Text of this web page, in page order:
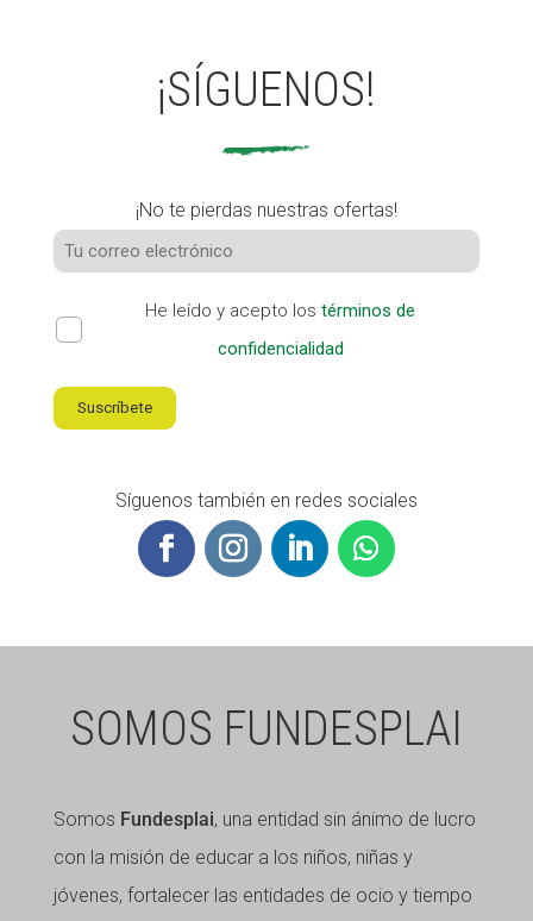
¡SÍGUENOS!
¡No te pierdas nuestras ofertas!
He leído y acepto lostérminos de
confidencialidad
Suscríbete
Síguenos también en redes sociales
SOMOS FUNDESPLAI
Somos Fundesplai, una entidad sin ánimo de lucro
con la misión de educar a los niños, niñas y
jóvenes, fortalecer las entidades de ocio y tiempo